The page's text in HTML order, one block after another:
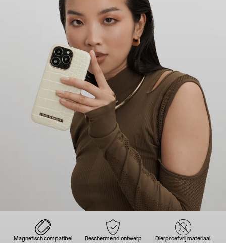
Magnetisch compatibel Beschermend ontwerp Dierproefvrij materiaal